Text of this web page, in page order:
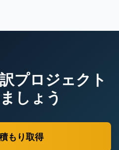
プロジェクト
しょう
もり取得